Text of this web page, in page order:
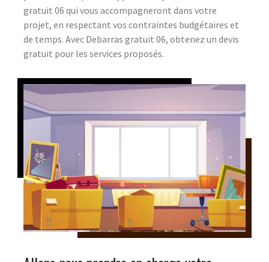
gratuit 06 qui vous accompagneront dans votre
projet, en respectant vos contraintes budgétaires et
de temps. Avec Debarras gratuit 06, obtenez un devis
gratuit pour les services proposés.